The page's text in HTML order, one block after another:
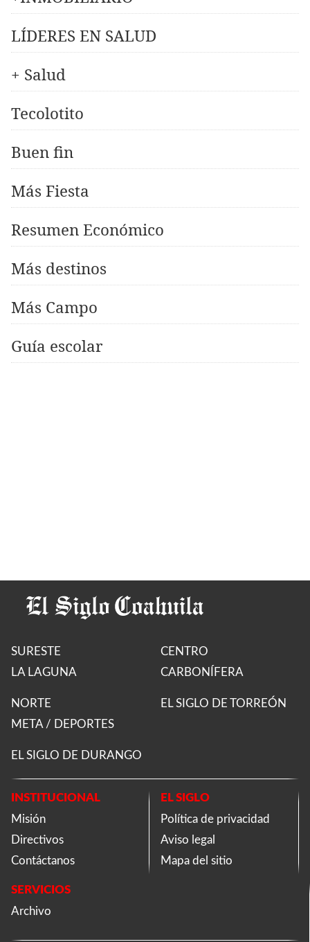
LÍDERES EN SALUD
+ Salud
Tecolotito
Buen fin
Más Fiesta
Resumen Económico
Más destinos
Más Campo
Guía escolar
SURESTE
LA LAGUNA
CENTRO
CARBONÍFERA
NORTE
META / DEPORTES
EL SIGLO DE TORREÓN
EL SIGLO DE DURANGO
INSTITUCIONAL
Misión
Directivos
Contáctanos
EL SIGLO
Política de privacidad
Aviso legal
Mapa del sitio
SERVICIOS
Archivo